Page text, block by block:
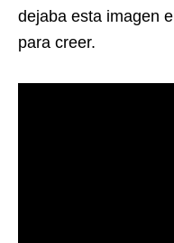
dejaba esta imagen
para creer.